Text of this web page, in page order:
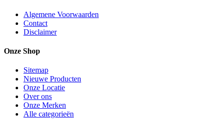
Algemene Voorwaarden
Contact
Disclaimer
Onze Shop
Sitemap
Nieuwe Producten
Onze Locatie
Over ons
Onze Merken
Alle categorieën